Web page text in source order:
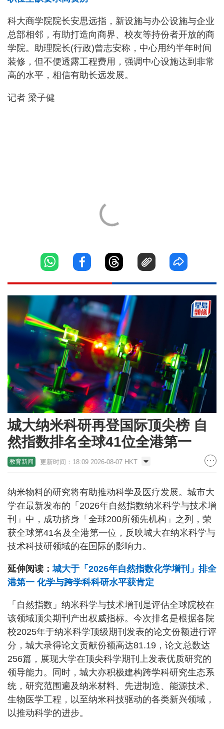
科大商学院院长安思远指，新设施与办公设施与企业
总部相邻，有助打造向商界、校友等持份者开放的商
学院。助理院长(行政)曾志安称，中心用约半年时间
装修，但不便透露工程费用，强调中心设施达到非常
高的水平，相信有助长远发展。
记者 梁子健
城大纳米科研再登国际顶尖榜 自
然指数排名全球41位全港第一
教育新闻 更新时间：18:09 2026-08-07 HKT
纳米物料的研究将有助推动科学及医疗发展。城市大
学在最新发布的「2026年自然指数纳米科学与技术增
刊」中，成功挤身「全球200所领先机构」之列，荣
获全球第41名及全港第一位，反映城大在纳米科学与
技术科技研领域的在国际的影响力。
延伸阅读：城大于「2026年自然指数化学增刊」排全
港第一 化学与跨学科科研水平获肯定
「自然指数」纳米科学与技术增刊是评估全球院校在
该领域顶尖期刊产出权威指标。今次排名是根据各院
校2025年于纳米科学顶级期刊发表的论文份额进行评
分，城大录得论文贡献份额高达81.19，论文总数达
256篇，展现大学在顶尖科学期刊上发表优质研究的
领导能力。同时，城大亦积极建构跨学科研究生态系
统，研究范围遍及纳米材料、先进制造、能源技术、
生物医学工程，以至纳米科技驱动的各类新兴领域，
以推动科学的进步。